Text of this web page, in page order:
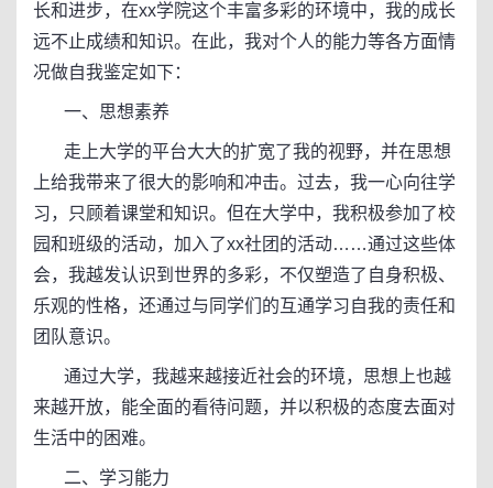
长和进步，在xx学院这个丰富多彩的环境中，我的成长
远不止成绩和知识。在此，我对个人的能力等各方面情
况做自我鉴定如下：
一、思想素养
走上大学的平台大大的扩宽了我的视野，并在思想
上给我带来了很大的影响和冲击。过去，我一心向往学
习，只顾着课堂和知识。但在大学中，我积极参加了校
园和班级的活动，加入了xx社团的活动……通过这些体
会，我越发认识到世界的多彩，不仅塑造了自身积极、
乐观的性格，还通过与同学们的互通学习自我的责任和
团队意识。
通过大学，我越来越接近社会的环境，思想上也越
来越开放，能全面的看待问题，并以积极的态度去面对
生活中的困难。
二、学习能力